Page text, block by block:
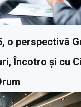
o perspectivă
Încotro și cu